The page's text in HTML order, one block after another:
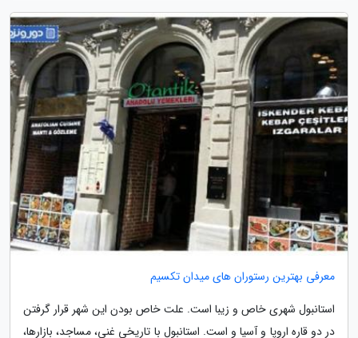
معرفی بهترین رستوران های میدان تکسیم
استانبول شهری خاص و زیبا است. علت خاص بودن این شهر قرار گرفتن
در دو قاره اروپا و آسیا و است. استانبول با تاریخی غنی، مساجد، بازارها،